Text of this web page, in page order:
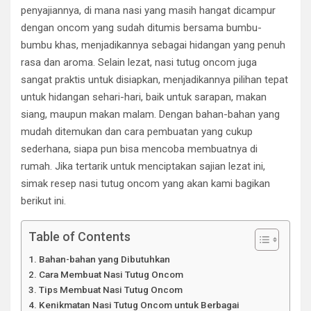
penyajiannya, di mana nasi yang masih hangat dicampur
dengan oncom yang sudah ditumis bersama bumbu-
bumbu khas, menjadikannya sebagai hidangan yang penuh
rasa dan aroma. Selain lezat, nasi tutug oncom juga
sangat praktis untuk disiapkan, menjadikannya pilihan tepat
untuk hidangan sehari-hari, baik untuk sarapan, makan
siang, maupun makan malam. Dengan bahan-bahan yang
mudah ditemukan dan cara pembuatan yang cukup
sederhana, siapa pun bisa mencoba membuatnya di
rumah. Jika tertarik untuk menciptakan sajian lezat ini,
simak resep nasi tutug oncom yang akan kami bagikan
berikut ini.
Table of Contents
Bahan-bahan yang Dibutuhkan
Cara Membuat Nasi Tutug Oncom
Tips Membuat Nasi Tutug Oncom
Kenikmatan Nasi Tutug Oncom untuk Berbagai